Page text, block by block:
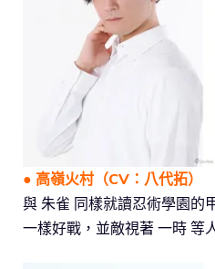
● 高嶺火村（CV： 八代拓）
與 朱雀 同樣就讀忍術學園的
一樣好戰，並敵視著 一時 等